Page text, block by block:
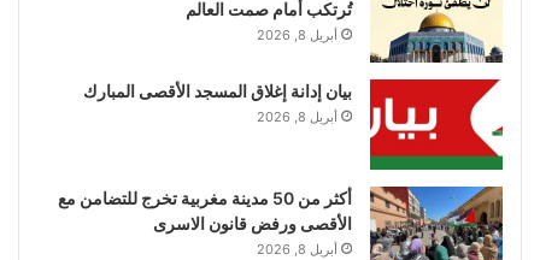
تُرتكب أمام صمت العالم
أبريل 8, 2026
بيان إدانة إغلاق المسجد الأقصى المبارك
أبريل 8, 2026
أكثر من 50 مدينة مغربية تخرج للتضامن مع
الأقصى ورفض قانون الاسرى
أبريل 8, 2026